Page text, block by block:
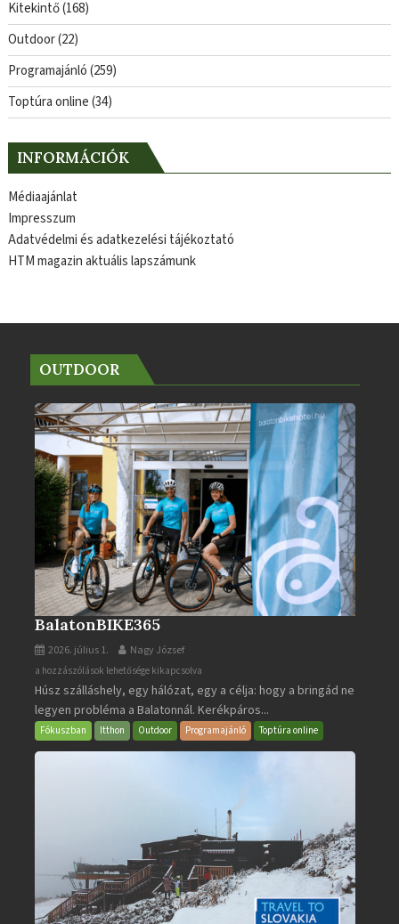
Kitekintő(168)
Outdoor(22)
Programajánló(259)
Toptúra online(34)
INFORMÁCIÓK
Médiaajánlat
Impresszum
Adatvédelmi és adatkezelési tájékoztató
HTM magazin aktuális lapszámunk
OUTDOOR
BalatonBIKE365
2026. július 1. Nagy József
BalatonBIKE365
bejegyzéshez
a hozzászólások lehetősége kikapcsolva
Húsz szálláshely, egy hálózat, egy a célja: hogy a bringád ne
legyen probléma a Balatonnál. Kerékpáros...
Fókuszban Itthon Outdoor Programajánló Toptúra online